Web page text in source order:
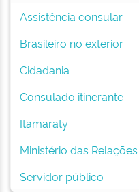
Assistência consular
Brasileiro no exterior
Cidadania
Consulado itinerante
Itamaraty
Ministério das
Servidor público